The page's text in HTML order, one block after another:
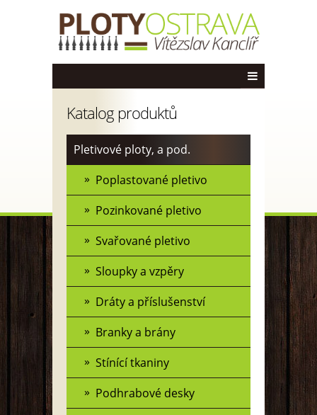
Katalog produktů
Pletivové ploty, a pod.
Poplastované pletivo
Pozinkované pletivo
Svařované pletivo
Sloupky a vzpěry
Dráty a příslušenství
Branky a brány
Stínící tkaniny
Podhrabové desky